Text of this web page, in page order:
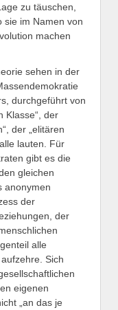
zu täuschen,
sie im Namen von
machen
sehen in der
durchgeführt von
Klasse“, der
der „elitären
lauten. Für
gibt es die
gleichen
anonymen
der
der
alle
Sich
eigenen
„an das je